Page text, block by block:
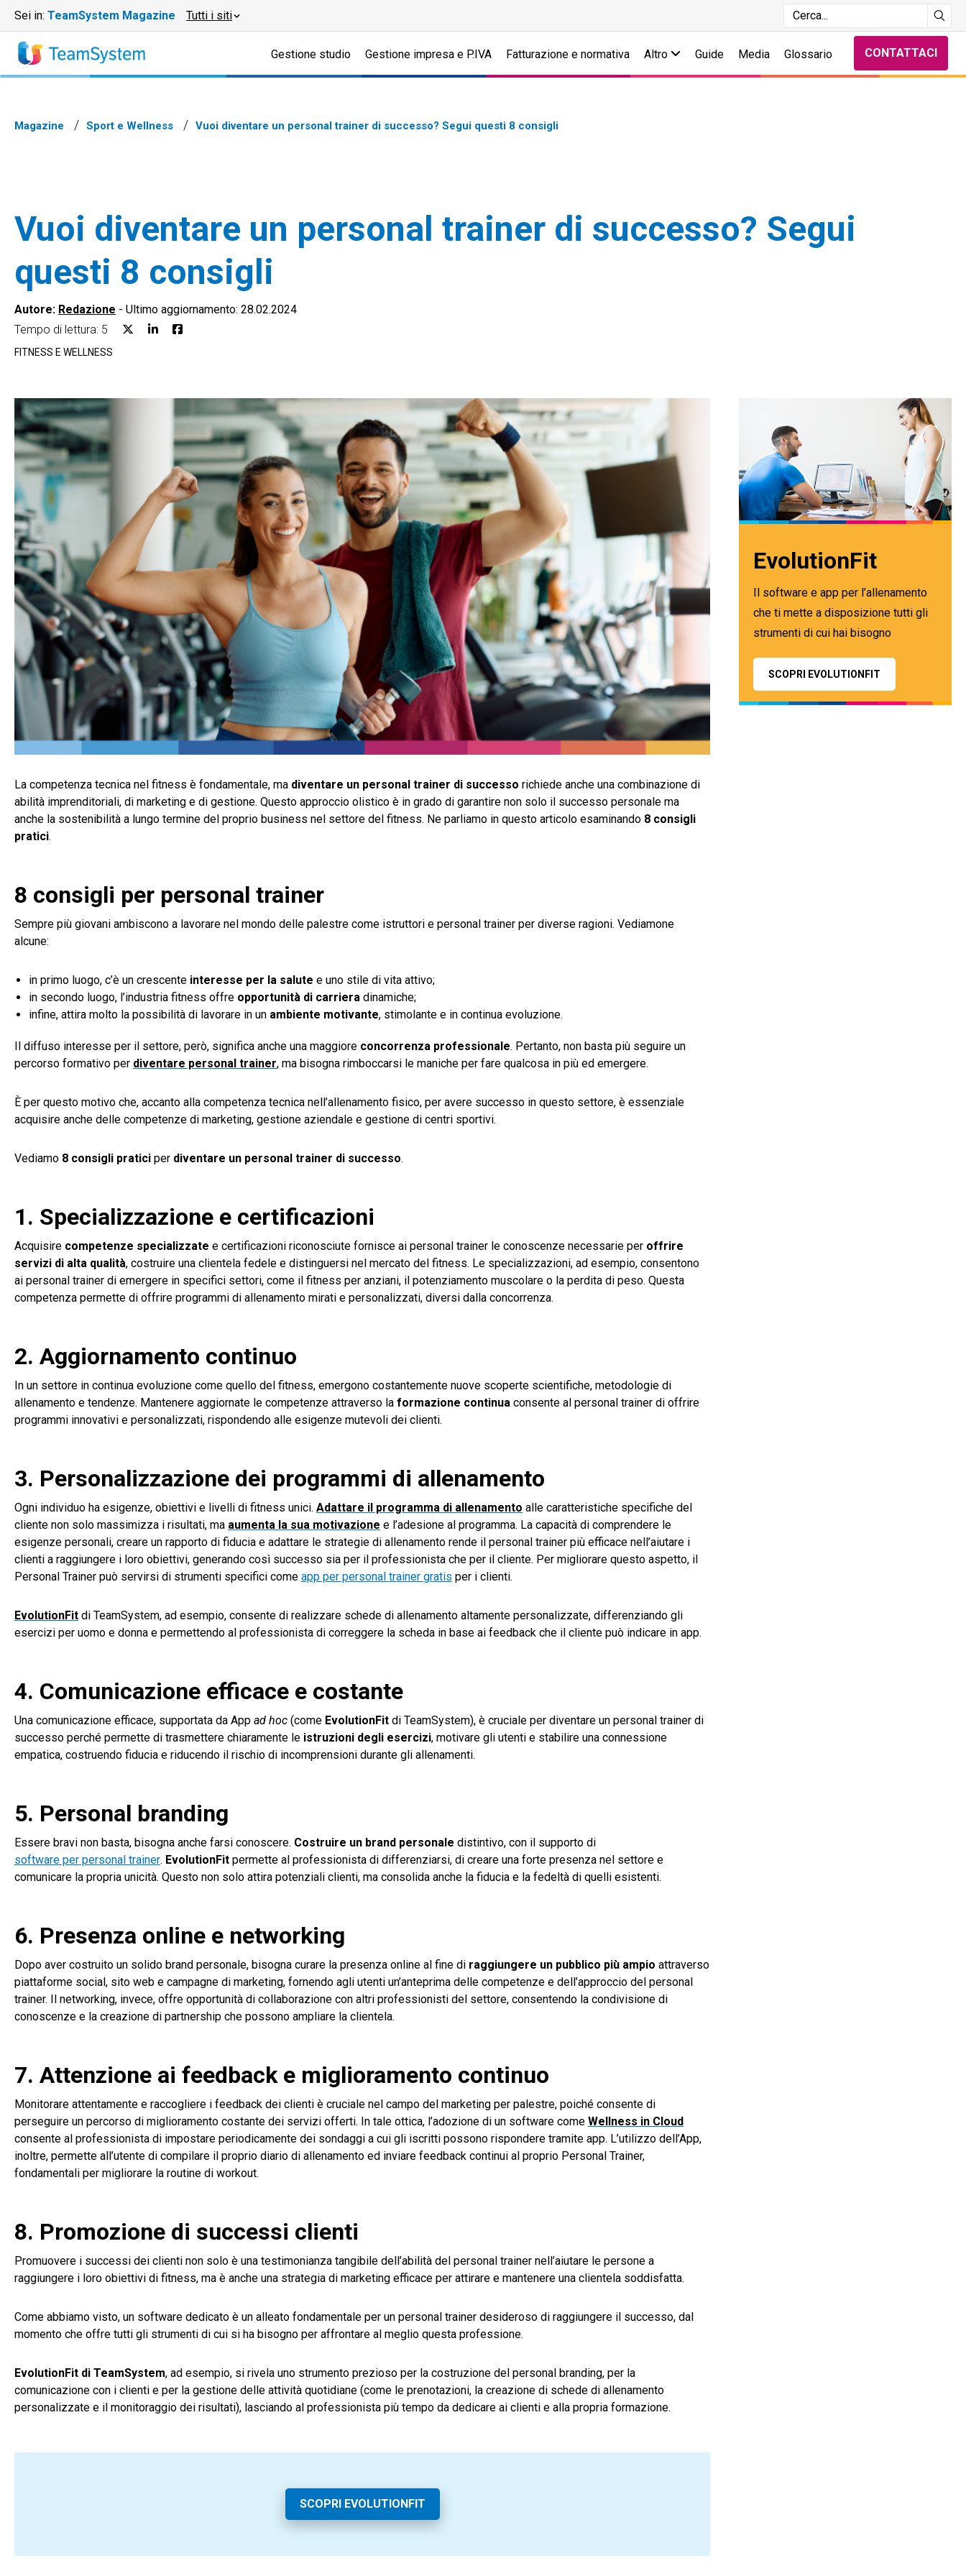
Sei in: TeamSystem Magazine Tutti i siti
Gestione studio Gestione impresa e P.IVA Fatturazione e normativa Altro Guide Media Glossario CONTATTACI
Magazine Sport e Wellness Vuoi diventare un personal trainer di successo? Segui questi 8 consigli
Vuoi diventare un personal trainer di successo? Segui
questi 8 consigli
Autore: Redazione - Ultimo aggiornamento: 28.02.2024
Tempo di lettura: 5
FITNESS E WELLNESS
La competenza tecnica nel fitness è fondamentale, ma diventare un personal trainer di successo richiede anche una combinazione di
abilità imprenditoriali, di marketing e di gestione. Questo approccio olistico è in grado di garantire non solo il successo personale ma
anche la sostenibilità a lungo termine del proprio business nel settore del fitness. Ne parliamo in questo articolo esaminando 8 consigli
pratici.
8 consigli per personal trainer
Sempre più giovani ambiscono a lavorare nel mondo delle palestre come istruttori e personal trainer per diverse ragioni. Vediamone
alcune:
in primo luogo, c’è un crescente interesse per la salute e uno stile di vita attivo;
in secondo luogo, l’industria fitness offre opportunità di carriera dinamiche;
infine, attira molto la possibilità di lavorare in un ambiente motivante, stimolante e in continua evoluzione.
Il diffuso interesse per il settore, però, significa anche una maggiore concorrenza professionale. Pertanto, non basta più seguire un
percorso formativo per diventare personal trainer, ma bisogna rimboccarsi le maniche per fare qualcosa in più ed emergere.
È per questo motivo che, accanto alla competenza tecnica nell’allenamento fisico, per avere successo in questo settore, è essenziale
acquisire anche delle competenze di marketing, gestione aziendale e gestione di centri sportivi.
Vediamo 8 consigli pratici per diventare un personal trainer di successo.
1. Specializzazione e certificazioni
Acquisire competenze specializzate e certificazioni riconosciute fornisce ai personal trainer le conoscenze necessarie per offrire
servizi di alta qualità, costruire una clientela fedele e distinguersi nel mercato del fitness. Le specializzazioni, ad esempio, consentono
ai personal trainer di emergere in specifici settori, come il fitness per anziani, il potenziamento muscolare o la perdita di peso. Questa
competenza permette di offrire programmi di allenamento mirati e personalizzati, diversi dalla concorrenza.
2. Aggiornamento continuo
In un settore in continua evoluzione come quello del fitness, emergono costantemente nuove scoperte scientifiche, metodologie di
allenamento e tendenze. Mantenere aggiornate le competenze attraverso la formazione continua consente al personal trainer di offrire
programmi innovativi e personalizzati, rispondendo alle esigenze mutevoli dei clienti.
3. Personalizzazione dei programmi di allenamento
Ogni individuo ha esigenze, obiettivi e livelli di fitness unici. Adattare il programma di allenamento alle caratteristiche specifiche del
cliente non solo massimizza i risultati, ma aumenta la sua motivazione e l’adesione al programma. La capacità di comprendere le
esigenze personali, creare un rapporto di fiducia e adattare le strategie di allenamento rende il personal trainer più efficace nell’aiutare i
clienti a raggiungere i loro obiettivi, generando così successo sia per il professionista che per il cliente. Per migliorare questo aspetto, il
Personal Trainer può servirsi di strumenti specifici come app per personal trainer gratis per i clienti.
EvolutionFit di TeamSystem, ad esempio, consente di realizzare schede di allenamento altamente personalizzate, differenziando gli
esercizi per uomo e donna e permettendo al professionista di correggere la scheda in base ai feedback che il cliente può indicare in app.
4. Comunicazione efficace e costante
Una comunicazione efficace, supportata da App ad hoc (come EvolutionFit di TeamSystem), è cruciale per diventare un personal trainer di
successo perché permette di trasmettere chiaramente le istruzioni degli esercizi, motivare gli utenti e stabilire una connessione
empatica, costruendo fiducia e riducendo il rischio di incomprensioni durante gli allenamenti.
5. Personal branding
Essere bravi non basta, bisogna anche farsi conoscere. Costruire un brand personale distintivo, con il supporto di
software per personal trainer. EvolutionFit permette al professionista di differenziarsi, di creare una forte presenza nel settore e
comunicare la propria unicità. Questo non solo attira potenziali clienti, ma consolida anche la fiducia e la fedeltà di quelli esistenti.
6. Presenza online e networking
Dopo aver costruito un solido brand personale, bisogna curare la presenza online al fine di raggiungere un pubblico più ampio attraverso
piattaforme social, sito web e campagne di marketing, fornendo agli utenti un’anteprima delle competenze e dell’approccio del personal
trainer. Il networking, invece, offre opportunità di collaborazione con altri professionisti del settore, consentendo la condivisione di
conoscenze e la creazione di partnership che possono ampliare la clientela.
7. Attenzione ai feedback e miglioramento continuo
Monitorare attentamente e raccogliere i feedback dei clienti è cruciale nel campo del marketing per palestre, poiché consente di
perseguire un percorso di miglioramento costante dei servizi offerti. In tale ottica, l’adozione di un software come Wellness in Cloud
consente al professionista di impostare periodicamente dei sondaggi a cui gli iscritti possono rispondere tramite app. L’utilizzo dell’App,
inoltre, permette all’utente di compilare il proprio diario di allenamento ed inviare feedback continui al proprio Personal Trainer,
fondamentali per migliorare la routine di workout.
8. Promozione di successi clienti
Promuovere i successi dei clienti non solo è una testimonianza tangibile dell’abilità del personal trainer nell’aiutare le persone a
raggiungere i loro obiettivi di fitness, ma è anche una strategia di marketing efficace per attirare e mantenere una clientela soddisfatta.
Come abbiamo visto, un software dedicato è un alleato fondamentale per un personal trainer desideroso di raggiungere il successo, dal
momento che offre tutti gli strumenti di cui si ha bisogno per affrontare al meglio questa professione.
EvolutionFit di TeamSystem, ad esempio, si rivela uno strumento prezioso per la costruzione del personal branding, per la
comunicazione con i clienti e per la gestione delle attività quotidiane (come le prenotazioni, la creazione di schede di allenamento
personalizzate e il monitoraggio dei risultati), lasciando al professionista più tempo da dedicare ai clienti e alla propria formazione.
SCOPRI EVOLUTIONFIT
EvolutionFit
Il software e app per l’allenamento
che ti mette a disposizione tutti gli
strumenti di cui hai bisogno
SCOPRI EVOLUTIONFIT